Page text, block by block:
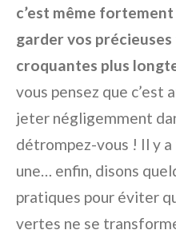
c’est même
garder vos
croquantes plus
vous pensez que c’est
jeter négligemment
détrompez-vous ! Il y
une… enfin, disons
pratiques pour éviter
vertes ne se